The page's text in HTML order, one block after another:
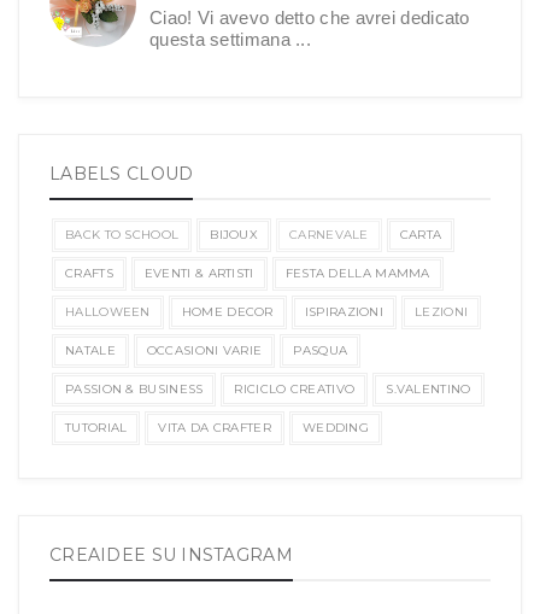
Ciao! Vi avevo detto che avrei dedicato
questa settimana ...
LABELS CLOUD
BACK TO SCHOOL BIJOUX CARNEVALE CARTA
CRAFTS EVENTI & ARTISTI FESTA DELLA MAMMA
HALLOWEEN HOME DECOR ISPIRAZIONI LEZIONI
NATALE OCCASIONI VARIE PASQUA
PASSION & BUSINESS RICICLO CREATIVO S.VALENTINO
TUTORIAL VITA DA CRAFTER WEDDING
CREAIDEE SU INSTAGRAM